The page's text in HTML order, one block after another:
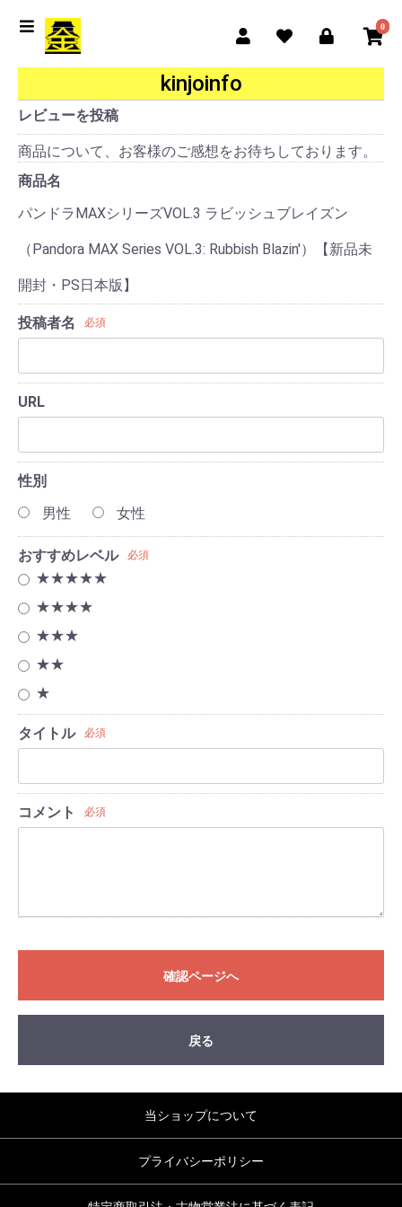
0
kinjoinfo
レビューを投稿
商品について、お客様のご感想をお待ちしております。
商品名
パンドラMAXシリーズVOL.3 ラビッシュブレイズン
（Pandora MAX Series VOL.3: Rubbish Blazin'）【新品未
開封・PS日本版】
投稿者名 必須
URL
性別
男性
女性
おすすめレベル 必須
★★★★★
★★★★
★★★
★★
★
タイトル 必須
コメント 必須
確認ページへ
戻る
当ショップについて
プライバシーポリシー